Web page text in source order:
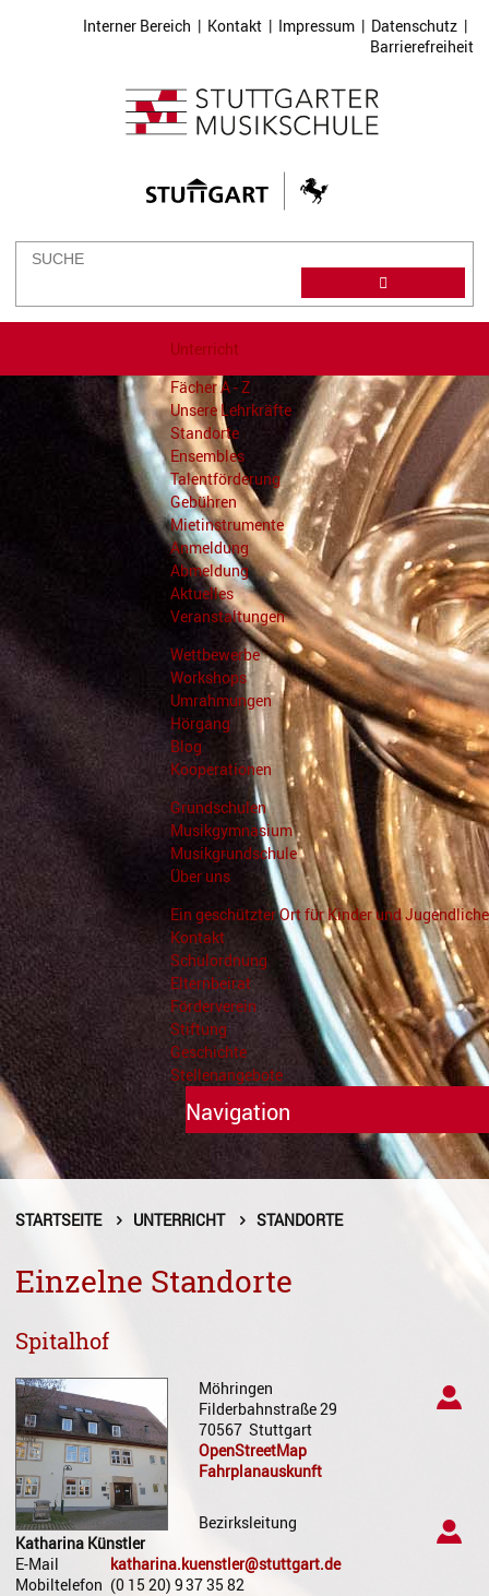
Interner Bereich | Kontakt | Impressum | Datenschutz |
Barrierefreiheit
Unterricht
Fächer A - Z
Unsere Lehrkräfte
Standorte
Ensembles
Talentförderung
Gebühren
Mietinstrumente
Anmeldung
Abmeldung
Aktuelles
Veranstaltungen
Wettbewerbe
Workshops
Umrahmungen
Hörgang
Blog
Kooperationen
Grundschulen
Musikgymnasium
Musikgrundschule
Über uns
Ein geschützter Ort für Kinder und Jugendliche
Kontakt
Schulordnung
Elternbeirat
Förderverein
Stiftung
Geschichte
Stellenangebote
Navigation
Unterricht
Fächer A - Z
Elementare Musikpädagogik
Feldenkrais
Gesang
Instrumentenkarussell
Komposition
STARTSEITE UNTERRICHT STANDORTE
Einzelne Standorte
Spitalhof
Möhringen
Filderbahnstraße 29
70567 Stuttgart
OpenStreetMap
Fahrplanauskunft
Bezirksleitung
Katharina Künstler
E-Mail
katharina.kuenstler@stuttgart.de
Mobiltelefon (0 15 20) 93735 82